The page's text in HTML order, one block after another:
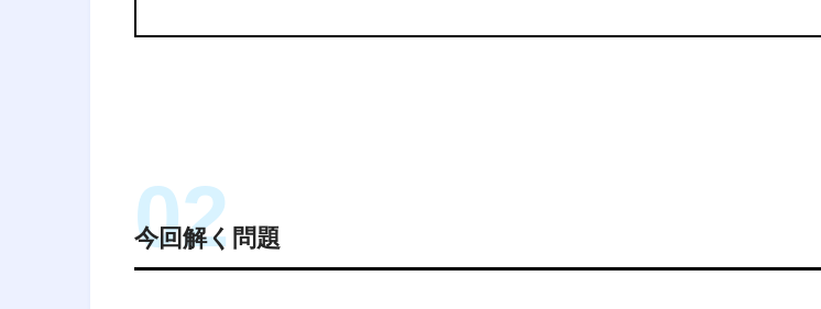
割当問題の制約条件を色々変えてみてpythonで解いて
今回解く問題